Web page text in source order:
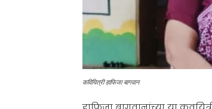
कवियित्री हाफिजा बागवान